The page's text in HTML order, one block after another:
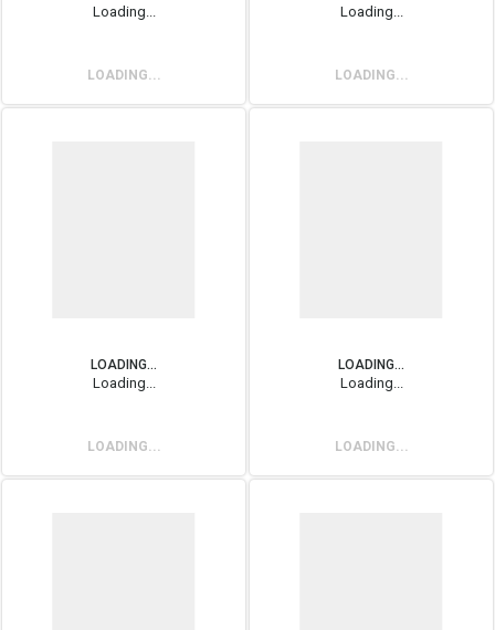
Loading...
LOADING...
Loading...
LOADING...
LOADING...
Loading...
LOADING...
LOADING...
Loading...
LOADING...